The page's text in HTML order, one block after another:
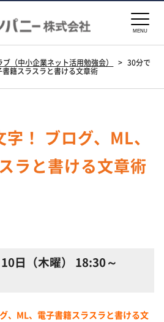
MENU
（中小企業ネット活用勉強会） > 30分で
籍スラスラと書ける文章術
！ ブログ、ML、
ラと書ける文章術
日（木曜） 18:30～
、ML、電子書籍スラスラと書ける文